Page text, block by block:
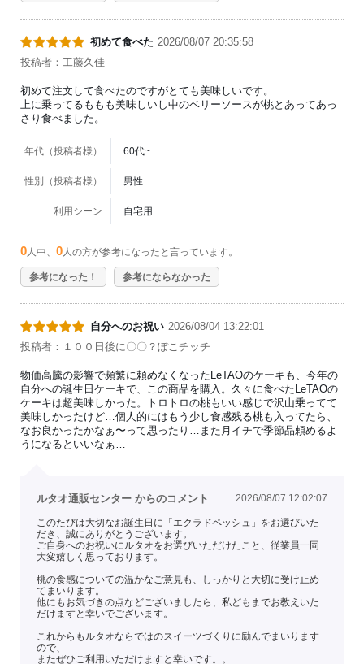
初めて食べた 2026/08/07 20:35:58
投稿者：工藤久佳
初めて注文して食べたのですがとても美味しいです。
上に乗ってるももも美味しいし中のベリーソースが桃とあってあっ
さり食べました。
年代（投稿者様） 60代~
性別（投稿者様） 男性
利用シーン 自宅用
0 人中、 0 人の方が参考になったと言っています。
参考になった！ 参考にならなかった
自分へのお祝い 2026/08/04 13:22:01
投稿者：１００日後に〇〇？ぽこチッチ
物価高騰の影響で頻繁に頼めなくなったLeTAOのケーキも、今年の
自分への誕生日ケーキで、この商品を購入。久々に食べたLeTAOの
ケーキは超美味しかった。トロトロの桃もいい感じで沢山乗ってて
美味しかったけど…個人的にはもう少し食感残る桃も入ってたら、
なお良かったかなぁ〜って思ったり…また月イチで季節品頼めるよ
うになるといいなぁ…
ルタオ通販センター からのコメント 2026/08/07 12:02:07
このたびは大切なお誕生日に「エクラドペッシュ」をお選びいた
だき、誠にありがとうございます。
ご自身へのお祝いにルタオをお選びいただけたこと、従業員一同
大変嬉しく思っております。
桃の食感についての温かなご意見も、しっかりと大切に受け止め
てまいります。
他にもお気づきの点などございましたら、私どもまでお教えいた
だけますと幸いでございます。
これからもルタオならではのスイーツづくりに励んでまいります
ので、
またぜひご利用いただけますと幸いです。。